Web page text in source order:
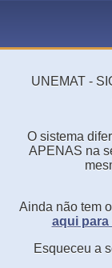
UNEMAT -
O sistema
APENAS na
Ainda não tem
aqui para
Esqueceu a